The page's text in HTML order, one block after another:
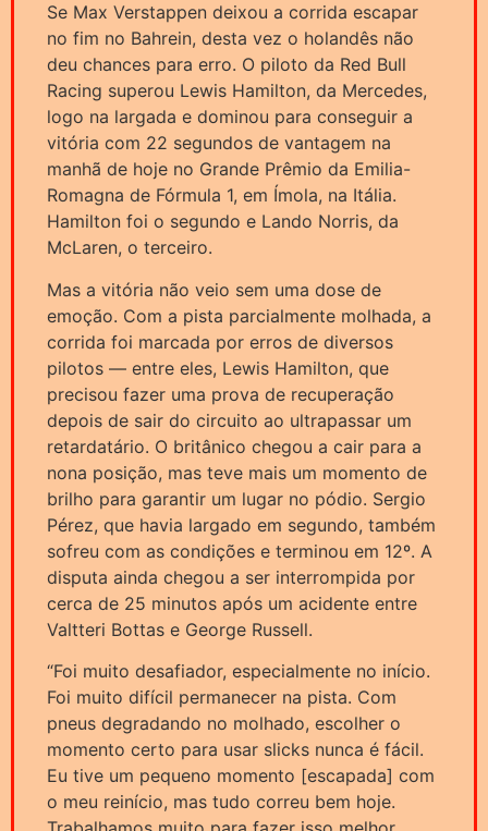
Se Max Verstappen deixou a corrida escapar
no fim no Bahrein, desta vez o holandês não
deu chances para erro. O piloto da Red Bull
Racing superou Lewis Hamilton, da Mercedes,
logo na largada e dominou para conseguir a
vitória com 22 segundos de vantagem na
manhã de hoje no Grande Prêmio da Emilia-
Romagna de Fórmula 1, em Ímola, na Itália.
Hamilton foi o segundo e Lando Norris, da
McLaren, o terceiro.
Mas a vitória não veio sem uma dose de
emoção. Com a pista parcialmente molhada, a
corrida foi marcada por erros de diversos
pilotos — entre eles, Lewis Hamilton, que
precisou fazer uma prova de recuperação
depois de sair do circuito ao ultrapassar um
retardatário. O britânico chegou a cair para a
nona posição, mas teve mais um momento de
brilho para garantir um lugar no pódio. Sergio
Pérez, que havia largado em segundo, também
sofreu com as condições e terminou em 12º. A
disputa ainda chegou a ser interrompida por
cerca de 25 minutos após um acidente entre
Valtteri Bottas e George Russell.
“Foi muito desafiador, especialmente no início.
Foi muito difícil permanecer na pista. Com
pneus degradando no molhado, escolher o
momento certo para usar slicks nunca é fácil.
Eu tive um pequeno momento [escapada] com
o meu reinício, mas tudo correu bem hoje.